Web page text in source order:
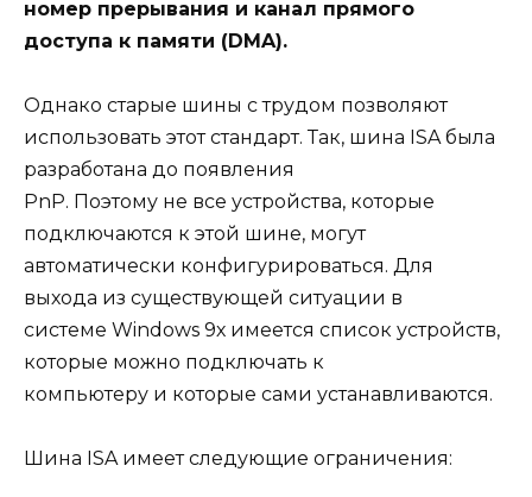
номер прерывания и канал прямого
доступа к памяти (DMA).
Однако старые шины с трудом позволяют
использовать этот стандарт. Так, шина ISA была
разработана до появления
PnP. Поэтому не все устройства, которые
подключаются к этой шине, могут
автоматически конфигурироваться. Для
выхода из существующей ситуации в
системе Windows 9х имеется список устройств,
которые можно подключать к
компьютеру и которые сами устанавливаются.
Шина ISA имеет следующие ограничения: